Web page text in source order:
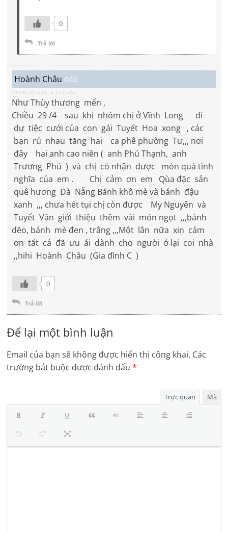
0
Trả lời
Hoành Châu nói:
01/05/2016 lúc 5:11 chiều
Như Thùy thương mến ,
Chiều 29 /4 sau khi nhóm chị ở Vĩnh Long đi
dự tiệc cưới của con gái Tuyết Hoa xong , các
bạn rủ nhau tăng hai ca phê phường Tư,,, nơi
đây hai anh cao niên ( anh Phú Thạnh, anh
Trương Phú ) và chị có nhận được món quà tình
nghĩa của em . Chị cảm ơn em Qùa đặc sản
quê hương Đà Nẵng Bánh khô mè và bánh đậu
xanh ,,, chưa hết tụi chị còn được My Nguyên và
Tuyết Vân giới thiệu thêm vài món ngọt ,,,bánh
dẽo, bánh mè đen , trắng ,,,Một lân nữa xin cảm
ơn tất cả đã ưu ái dành cho người ở lại coi nhà
,,hihi Hoành Châu (Gia đình C )
0
Trả lời
Để lại một bình luận
Email của bạn sẽ không được hiển thị công khai. Các
trường bắt buộc được đánh dấu*
Trực quan Mã